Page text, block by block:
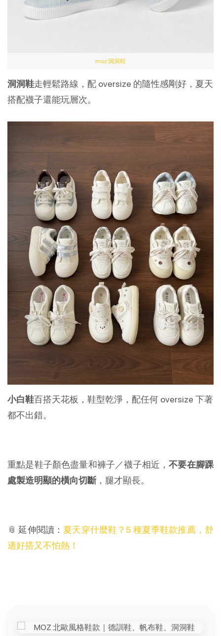
moz 洞洞鞋
洞洞鞋走輕鬆路線，配 oversize 的隨性感剛好，夏天
搭配襪子還能玩層次。
小白鞋百搭天花板，鞋型乾淨，配任何 oversize 下著
都不出錯。
重點是鞋子顏色盡量和褲子／襪子相近，不要在腳踝
處製造明顯的橫向切斷，腿才顯長。
📎 延伸閱讀： 夏天穿什麼鞋？5 種夏季鞋款推薦，舒
適好搭又不怕熱！